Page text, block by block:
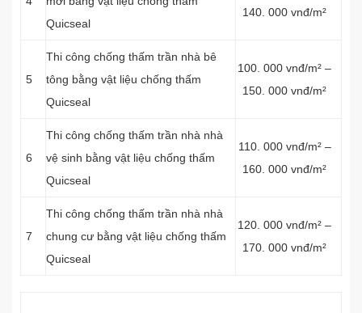
Quicseal
140. 000 vnđ/m²
5
Thi công chống thấm trần nhà bê
tông bằng vật liệu chống thấm
Quicseal
100. 000 vnđ/m² –
150. 000 vnđ/m²
6
Thi công chống thấm trần nhà nhà
vệ sinh bằng vật liệu chống thấm
Quicseal
110. 000 vnđ/m² –
160. 000 vnđ/m²
7
Thi công chống thấm trần nhà nhà
chung cư bằng vật liệu chống thấm
Quicseal
120. 000 vnđ/m² –
170. 000 vnđ/m²